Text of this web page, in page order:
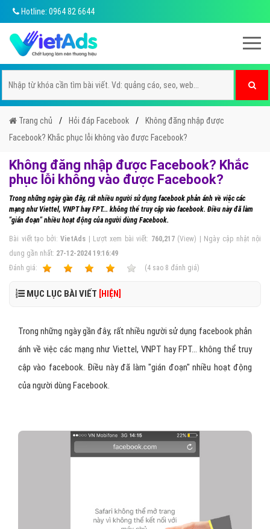
Hotline: 0964 82 6644
Trang chủ Hỏi đáp Facebook
Không đăng nhập được
Facebook? Khắc phục lỗi không vào được Facebook?
Không đăng nhập được Facebook? Khắc
phục lỗi không vào được Facebook?
Trong những ngày gần đây, rất nhiều người sử dụng facebook phản ánh về việc các
mạng như Viettel, VNPT hay FPT... không thể truy cập vào facebook. Điều này đã làm
"gián đoạn" nhiều hoạt động của người dùng Facebook.
Bài viết tạo bởi:VietAds | Lượt xem bài viết: 760,217(View) | Ngày cập nhật nội
dung gần nhất: 27-12-2024 19:16:49
Ðánh giá:
(4 sao 8 đánh giá)
MỤC LỤC BÀI VIẾT [HIỆN]
Trong những ngày gần đây, rất nhiều người sử dụng facebook phản
ánh về việc các mạng như Viettel, VNPT hay FPT... không thể truy
cập vào facebook. Điều này đã làm "gián đoạn" nhiều hoạt động
của người dùng Facebook.